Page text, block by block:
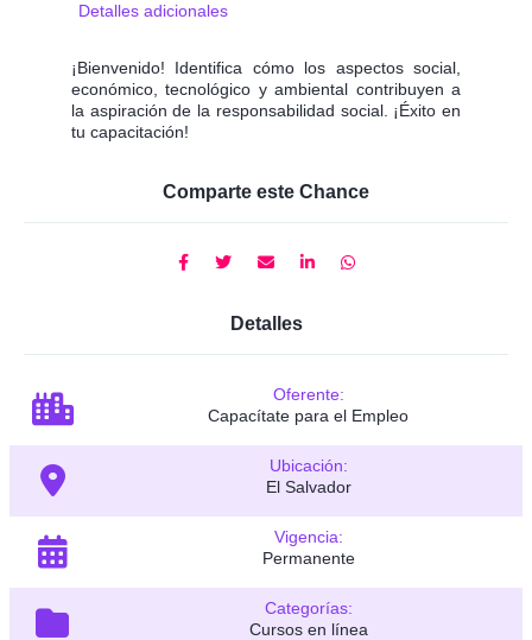
Detalles adicionales
¡Bienvenido! Identifica cómo los aspectos social,
económico, tecnológico y ambiental contribuyen a
la aspiración de la responsabilidad social. ¡Éxito en
tu capacitación!
Comparte este Chance
Detalles
Oferente:
Capacítate para el Empleo
Ubicación:
El Salvador
Vigencia:
Permanente
Categorías:
Cursos en línea